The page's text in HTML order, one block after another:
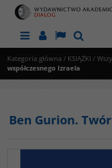
MenuPanelLangSzukaj
Kategoria główna / KSIĄŻKI /
współczesnego Izraela
Ben Gurion.